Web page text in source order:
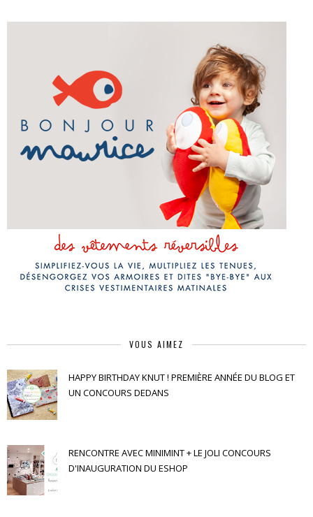
VOUS AIMEZ
HAPPY BIRTHDAY KNUT ! PREMIÈRE ANNÉE DU BLOG ET
UN CONCOURS DEDANS
RENCONTRE AVEC MINIMINT + LE JOLI CONCOURS
D'INAUGURATION DU ESHOP